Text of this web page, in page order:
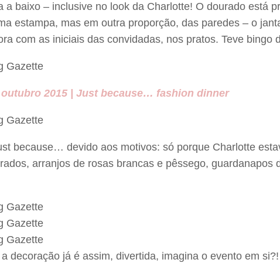
baixo – inclusive no look da Charlotte! O dourado está
estampa, mas em outra proporção, das paredes – o
com as iniciais das convidadas, nos pratos. Teve bingo
2015 | Just because… fashion dinner
because… devido aos motivos: só porque Charlotte
arranjos de rosas brancas e pêssego, guardanapos
decoração já é assim, divertida, imagina o evento em